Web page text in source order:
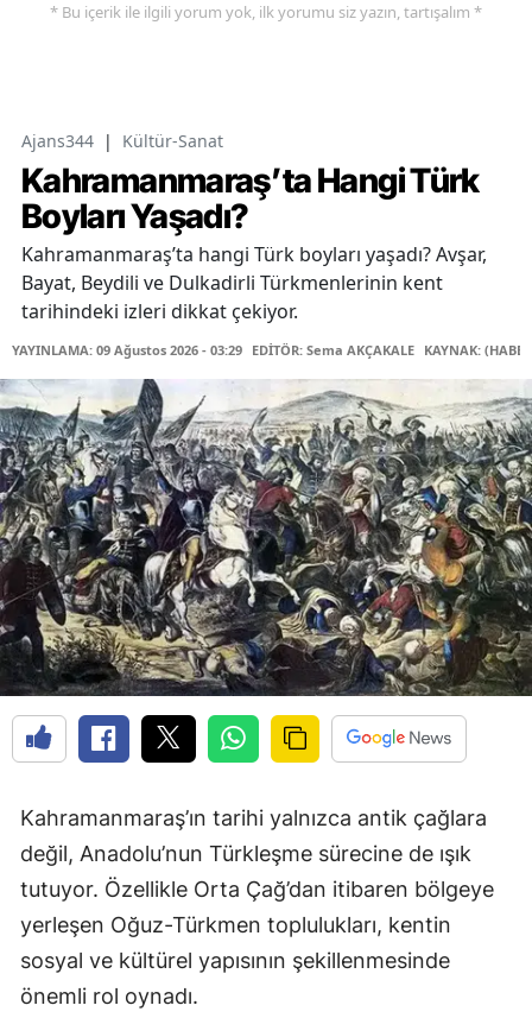
* Bu içerik ile ilgili yorum yok, ilk yorumu siz yazın, tartışalım *
Ajans344 | Kültür-Sanat
Kahramanmaraş’ta Hangi Türk
Boyları Yaşadı?
Kahramanmaraş’ta hangi Türk boyları yaşadı? Avşar,
Bayat, Beydili ve Dulkadirli Türkmenlerinin kent
tarihindeki izleri dikkat çekiyor.
YAYINLAMA: 09 Ağustos 2026 - 03:29 EDİTÖR: Sema AKÇAKALE KAYNAK:
Kahramanmaraş’ın tarihi yalnızca antik çağlara
değil, Anadolu’nun Türkleşme sürecine de ışık
tutuyor. Özellikle Orta Çağ’dan itibaren bölgeye
yerleşen Oğuz-Türkmen toplulukları, kentin
sosyal ve kültürel yapısının şekillenmesinde
önemli rol oynadı.